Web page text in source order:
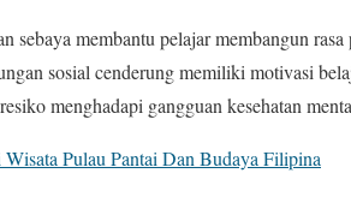
sebaya membantu pelajar membangun
sosial cenderung memiliki motivasi
menghadapi gangguan kesehatan
Wisata Pulau Pantai Dan Budaya Filipina